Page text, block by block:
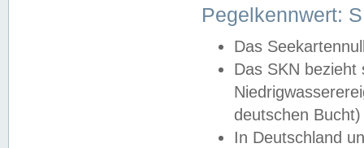
Pegelkennwert:
Das
Das SKN
deutschen
In Deutschland